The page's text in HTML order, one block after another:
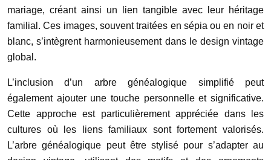
mariage, créant ainsi un lien tangible avec leur héritage
familial. Ces images, souvent traitées en sépia ou en noir et
blanc, s’intègrent harmonieusement dans le design vintage
global.
L’inclusion d’un arbre généalogique simplifié peut
également ajouter une touche personnelle et significative.
Cette approche est particulièrement appréciée dans les
cultures où les liens familiaux sont fortement valorisés.
L’arbre généalogique peut être stylisé pour s’adapter au